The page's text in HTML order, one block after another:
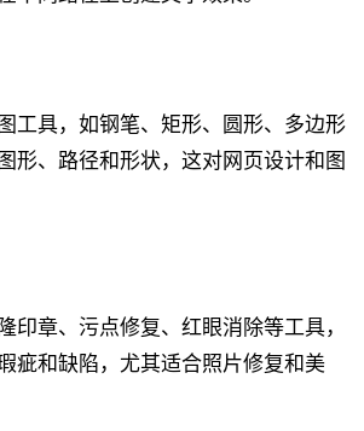
工具，如钢笔、矩形、圆形、多边形
形、路径和形状，这对网页设计和图
印章、污点修复、红眼消除等工具，
疵和缺陷，尤其适合照片修复和美